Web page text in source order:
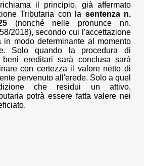
il principio, già affermato
Tributaria con la sentenza n.
(nonché nelle pronunce nn.
2018), secondo cui l'accettazione
in modo determinante al momento
Solo quando la procedura di
beni ereditari sarà conclusa sarà
con certezza il valore netto di
pervenuto all'erede. Solo a quel
che residui un attivo,
potrà essere fatta valere nei